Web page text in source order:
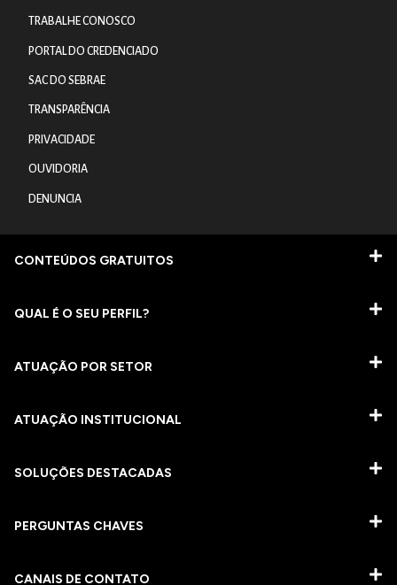
TRABALHE CONOSCO
PORTAL DO CREDENCIADO
SAC DO SEBRAE
TRANSPARÊNCIA
PRIVACIDADE
OUVIDORIA
DENUNCIA
CONTEÚDOS GRATUITOS
QUAL É O SEU PERFIL?
ATUAÇÃO POR SETOR
ATUAÇÃO INSTITUCIONAL
SOLUÇÕES DESTACADAS
PERGUNTAS CHAVES​
CANAIS DE CONTATO